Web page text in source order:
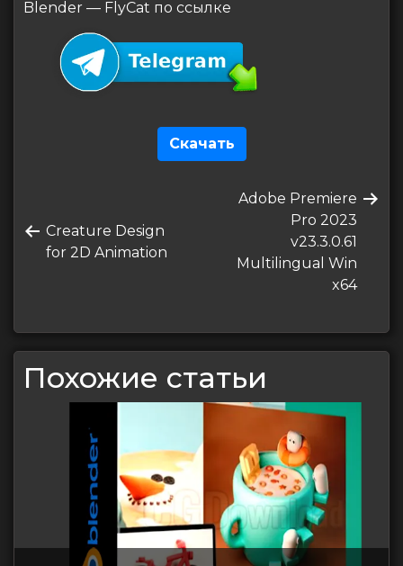
Blender — FlyCat по ссылке
Скачать
записям
Предыдущая
запись
Creature Design
for 2D Animation
Следующая
Adobe Premiere
Pro 2023
v23.3.0.61
Multilingual Win
x64
Похожие статьи